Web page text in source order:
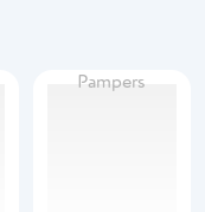
Pampers